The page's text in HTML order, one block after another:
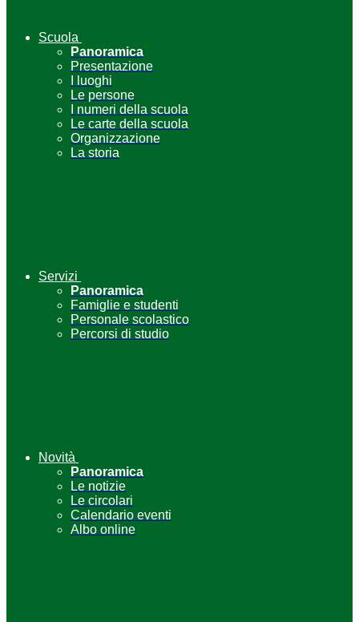
Scuola
Panoramica
Presentazione
I luoghi
Le persone
I numeri della scuola
Le carte della scuola
Organizzazione
La storia
Servizi
Panoramica
Famiglie e studenti
Personale scolastico
Percorsi di studio
Novità
Panoramica
Le notizie
Le circolari
Calendario eventi
Albo online